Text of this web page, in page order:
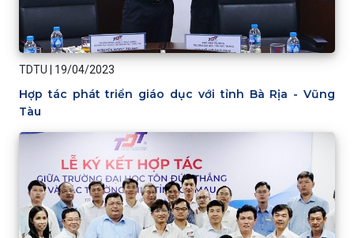
TDTU 19/04/2023
Hợp tác phát triển giáo dục với tỉnh Bà Rịa - Vũng
Tàu